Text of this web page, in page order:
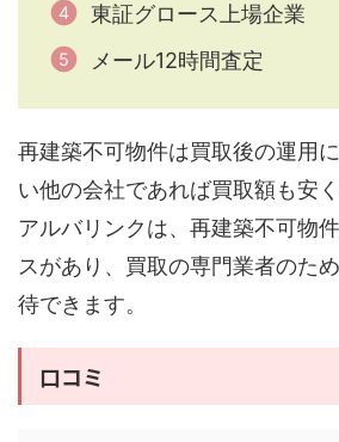
東証グロース上場企業
メール12時間査定
再建築不可物件は買取後の運用
い他の会社であれば買取額も安
アルバリンクは、再建築不可物
スがあり、買取の専門業者のた
待できます。
口コミ